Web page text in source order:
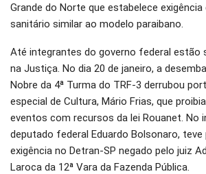
Grande do Norte que estabelece
sanitário similar ao modelo paraibano.
Até integrantes do governo federal estão
na Justiça. No dia 20 de janeiro, a
Nobre da 4ª Turma do TRF-3 derrubou
especial de Cultura, Mário Frias, que
eventos com recursos da lei Rouanet. No
deputado federal Eduardo Bolsonaro,
exigência no Detran-SP negado pelo juiz
Laroca da 12ª Vara da Fazenda Pública.